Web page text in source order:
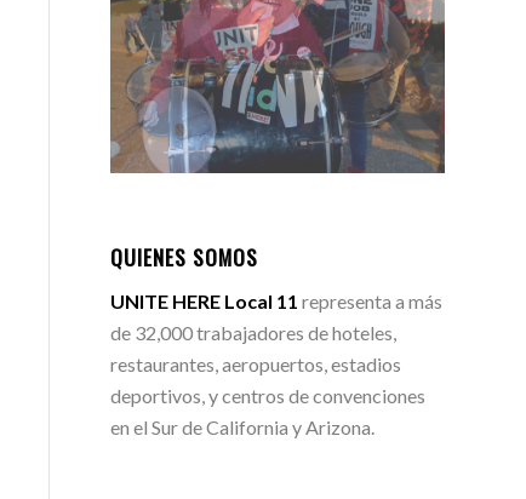
QUIENES SOMOS
UNITE HERE Local 11 representa a más
de 32,000 trabajadores de hoteles,
restaurantes, aeropuertos, estadios
deportivos, y centros de convenciones
en el Sur de California y Arizona.